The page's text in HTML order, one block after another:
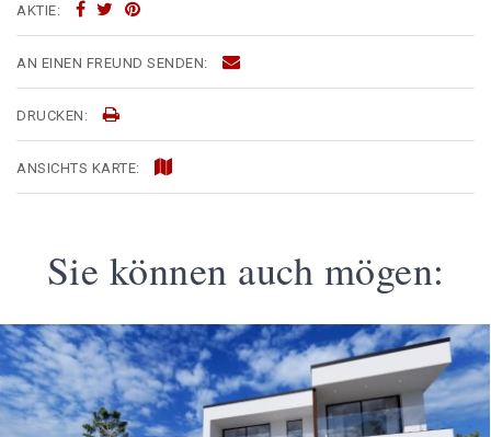
AKTIE:
AN EINEN FREUND SENDEN:
DRUCKEN:
ANSICHTS KARTE:
Sie können auch mögen: